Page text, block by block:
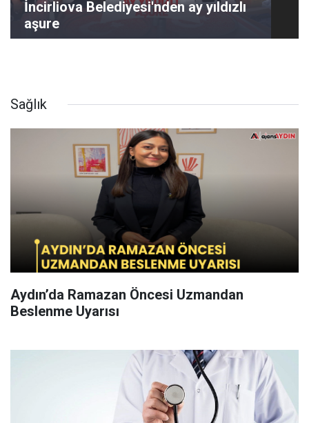
İncirliova Belediyesi'nden ay yıldızlı
aşure
Sağlık
Aydın’da Ramazan Öncesi Uzmandan
Beslenme Uyarısı